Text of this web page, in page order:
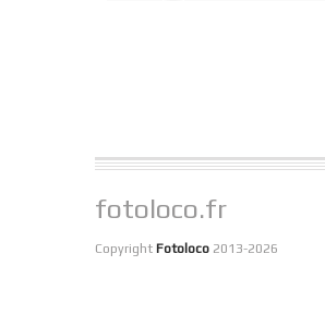
fotoloco.fr
Copyright Fotoloco2013-2026